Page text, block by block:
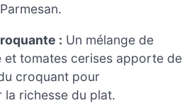
: Un mélange de
et tomates cerises apporte de
croquant pour
la richesse du plat.